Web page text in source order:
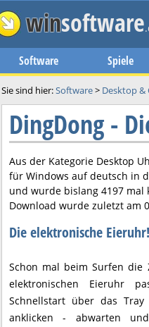
winsoftware
Software Spiele
Sie sind hier:Software> Desktop &
DingDong -
Aus der Kategorie Desktop
für Windows auf deutsch in
und wurde bislang 4197
Download wurde zuletzt am
Die elektronische Eieruhr!
Schon mal beim Surfen die
elektronischen Eieruhr
Schnellstart über das
anklicken - abwarten